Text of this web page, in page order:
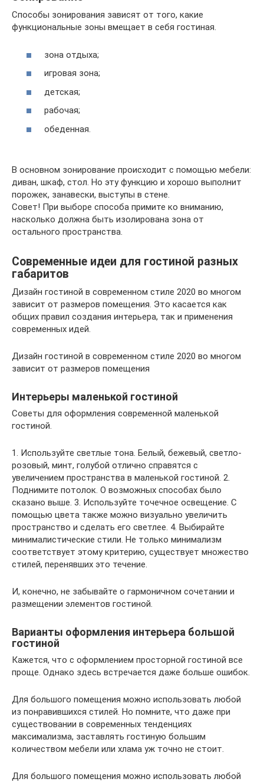
Способы зонирования зависят от того, какие
функциональные зоны вмещает в себя гостиная.
зона отдыха;
игровая зона;
детская;
рабочая;
обеденная.
В основном зонирование происходит с помощью мебели:
диван, шкаф, стол. Но эту функцию и хорошо выполнит
порожек, занавески, выступы в стене.
Совет! При выборе способа примите ко вниманию,
насколько должна быть изолирована зона от
остального пространства.
Современные идеи для гостиной разных
габаритов
Дизайн гостиной в современном стиле 2020 во многом
зависит от размеров помещения. Это касается как
общих правил создания интерьера, так и применения
современных идей.
Дизайн гостиной в современном стиле 2020 во многом
зависит от размеров помещения
Интерьеры маленькой гостиной
Советы для оформления современной маленькой
гостиной.
1. Используйте светлые тона. Белый, бежевый, светло-
розовый, минт, голубой отлично справятся с
увеличением пространства в маленькой гостиной. 2.
Поднимите потолок. О возможных способах было
сказано выше. 3. Используйте точечное освещение. С
помощью цвета также можно визуально увеличить
пространство и сделать его светлее. 4. Выбирайте
минималистические стили. Не только минимализм
соответствует этому критерию, существует множество
стилей, перенявших это течение.
И, конечно, не забывайте о гармоничном сочетании и
размещении элементов гостиной.
Варианты оформления интерьера большой
гостиной
Кажется, что с оформлением просторной гостиной все
проще. Однако здесь встречается даже больше ошибок.
Для большого помещения можно использовать любой
из понравившихся стилей. Но помните, что даже при
существовании в современных тенденциях
максимализма, заставлять гостиную большим
количеством мебели или хлама уж точно не стоит.
Для большого помещения можно использовать любой